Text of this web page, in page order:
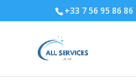
+33 7 56 95 86 86